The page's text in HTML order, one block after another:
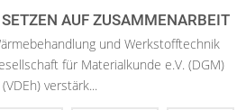
AUF ZUSAMMENARBEIT
und Werkstofftechnik
für Materialkunde e.V. (DGM)
verstärk...